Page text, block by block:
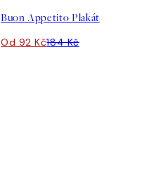
Buon Appetito Plakát
Od 92 Kč184 Kč